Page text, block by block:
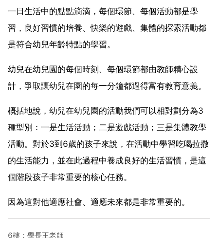
一日生活中的點點滴滴，每個環節、每個活動都是學
習，良好習慣的培養、快樂的遊戲、集體的探索活動都
是符合幼兒年齡特點的學習。
幼兒在幼兒園的每個時刻、每個環節都由教師精心設
計，爭取讓幼兒在園的每一分鐘都過得富有教育意義。
概括地說，幼兒在幼兒園的活動我們可以相對劃分為3
種型別：一是生活活動；二是遊戲活動；三是集體教學
活動。對於3到6歲的孩子來說，在活動中學習吃喝拉撒
的生活能力，並在此過程中養成良好的生活習慣，是這
個階段孩子非常重要的核心任務。
因為這對他適應社會、適應未來都是非常重要的。
6樓：學長王老師